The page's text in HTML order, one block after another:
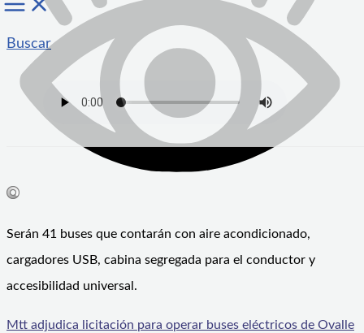
Buscar
Serán 41 buses que contarán con aire acondicionado,
cargadores USB, cabina segregada para el conductor y
accesibilidad universal.
Mtt adjudica licitación para operar buses eléctricos de Ovalle